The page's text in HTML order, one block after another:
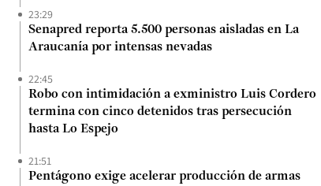
23:29
Senapred reporta 5.500 personas aisladas en La
Araucanía por intensas nevadas
22:45
Robo con intimidación a exministro Luis Cordero
termina con cinco detenidos tras persecución
hasta Lo Espejo
21:51
Pentágono exige acelerar producción de armas